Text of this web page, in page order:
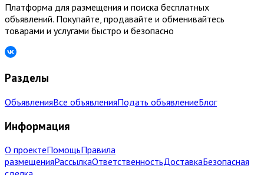
Платформа для размещения и поиска бесплатных
объявлений. Покупайте, продавайте и обменивайтесь
товарами и услугами быстро и безопасно
Разделы
ОбъявленияВсе объявленияПодать объявлениеБлог
Информация
О проектеПомощьПравила
размещенияРассылкаОтветственностьДоставкаБезопасная